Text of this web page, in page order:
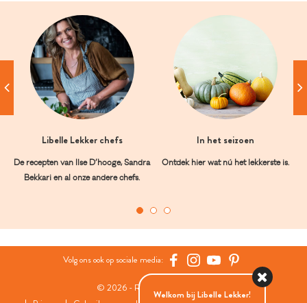
Libelle Lekker chefs
De recepten van Ilse D’hooge, Sandra
Bekkari en al onze andere chefs.
In het seizoen
Ontdek hier wat nú het lekkerste is.
Volg ons ook op sociale media:
© 2026 - Roularta Media Group
Welkom bij Libelle Lekker!